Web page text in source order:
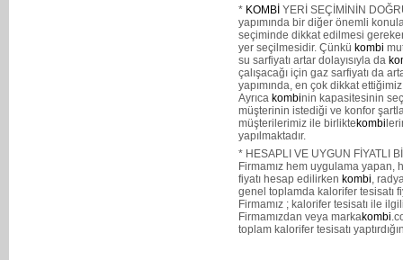
* KOMBİ YERİ SEÇİMİNİN
yapımında bir diğer önemli
seçiminde dikkat edilmesi
yer seçilmesidir. Çünkü kombi
su sarfiyatı artar dolayısıyla da
çalışacağı için gaz sarfiyatı da
yapımında, en çok dikkat
Ayrıca kombinin kapasitesinin
müşterinin istediği ve konfor
müşterilerimiz ile birliktekombi
yapılmaktadır.
* HESAPLI VE UYGUN FİYATLI
Firmamız hem uygulama yapan,
fiyatı hesap edilirken kombi ,
genel toplamda kalorifer tesisatı
Firmamız ; kalorifer tesisatı ile
Firmamızdan veya markakombi
toplam kalorifer tesisatı